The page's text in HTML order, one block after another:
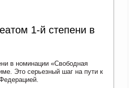
1-й степени в
в номинации «Свободная
Это серьезный шаг на пути к